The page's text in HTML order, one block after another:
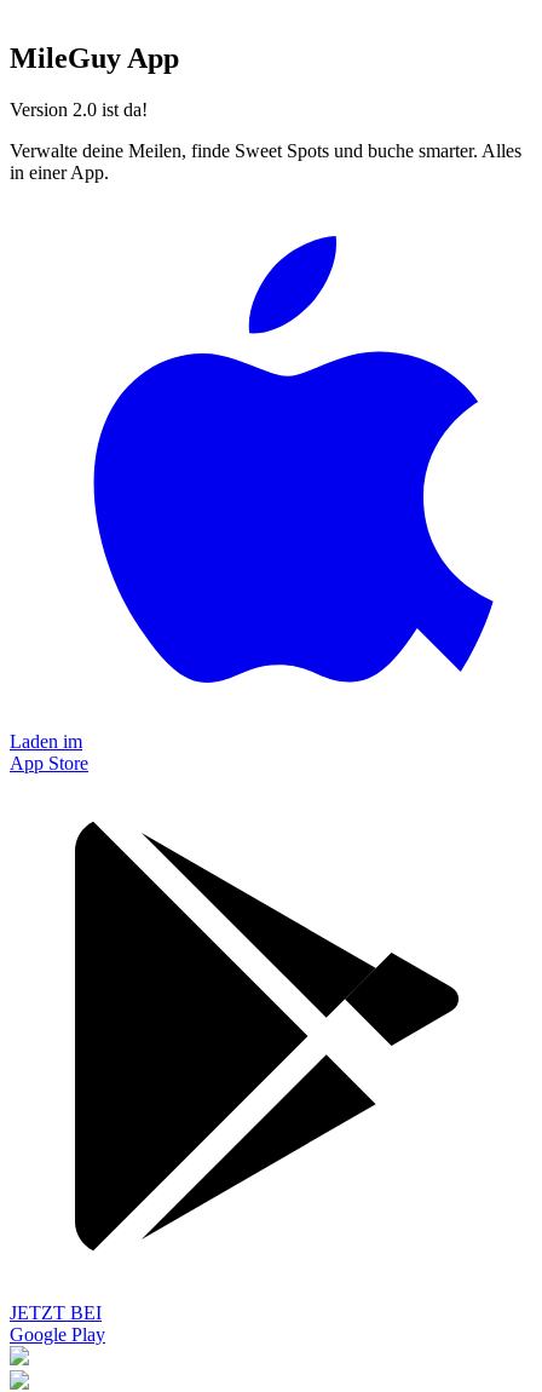
MileGuy App
Version 2.0 ist da!
Verwalte deine Meilen, finde Sweet Spots und buche smarter. Alles
in einer App.
Laden im
App Store
JETZT BEI
Google Play